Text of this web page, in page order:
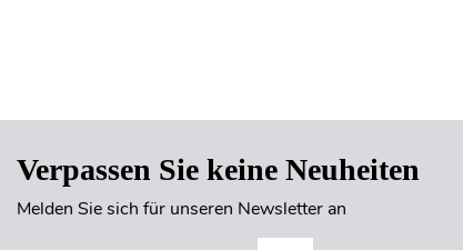
Verpassen Sie keine Neuheiten
Melden Sie sich für unseren Newsletter an